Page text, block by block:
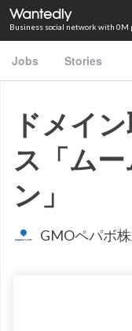
Business social network with 0M
Jobs Stories
ドメイ
ス「ム
ン」
GMOペパボ